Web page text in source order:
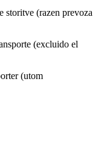
storitve (razen prevoza
(excluido el
(utom